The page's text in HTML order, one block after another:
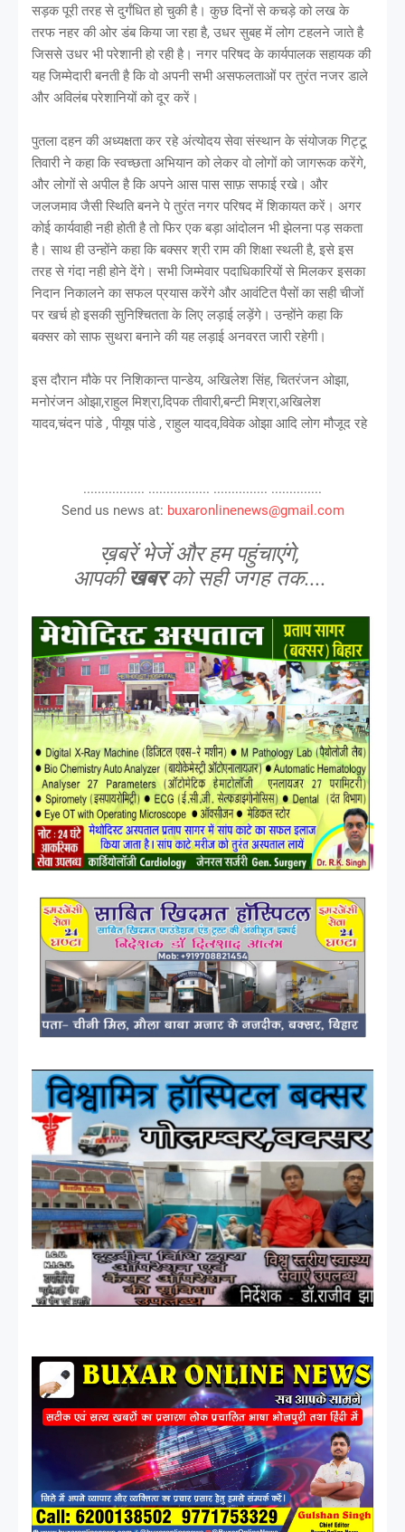
सड़क पूरी तरह से दुर्गंधित हो चुकी है। कुछ दिनों से कचड़े को लख के
तरफ नहर की ओर डंब किया जा रहा है, उधर सुबह में लोग टहलने जाते है
जिससे उधर भी परेशानी हो रही है। नगर परिषद के कार्यपालक सहायक की
यह जिम्मेदारी बनती है कि वो अपनी सभी असफलताओं पर तुरंत नजर डाले
और अविलंब परेशानियों को दूर करें।
पुतला दहन की अध्यक्षता कर रहे अंत्योदय सेवा संस्थान के संयोजक गिट्टू
तिवारी ने कहा कि स्वच्छता अभियान को लेकर वो लोगों को जागरूक करेंगे,
और लोगों से अपील है कि अपने आस पास साफ़ सफाई रखे। और
जलजमाव जैसी स्थिति बनने पे तुरंत नगर परिषद में शिकायत करें। अगर
कोई कार्यवाही नही होती है तो फिर एक बड़ा आंदोलन भी झेलना पड़ सकता
है। साथ ही उन्होंने कहा कि बक्सर श्री राम की शिक्षा स्थली है, इसे इस
तरह से गंदा नही होने देंगे। सभी जिम्मेवार पदाधिकारियों से मिलकर इसका
निदान निकालने का सफल प्रयास करेंगे और आवंटित पैसों का सही चीजों
पर खर्च हो इसकी सुनिश्चितता के लिए लड़ाई लड़ेंगे। उन्होंने कहा कि
बक्सर को साफ सुथरा बनाने की यह लड़ाई अनवरत जारी रहेगी।
इस दौरान मौके पर निशिकान्त पान्डेय, अखिलेश सिंह, चितरंजन ओझा,
मनोरंजन ओझा,राहुल मिश्रा,दिपक तीवारी,बन्टी मिश्रा,अखिलेश
यादव,चंदन पांडे , पीयूष पांडे , राहुल यादव,विवेक ओझा आदि लोग मौजूद रहे
................. ................. ............... ..............
Send us news at: buxaronlinenews@gmail.com
ख़बरें भेजें और हम पहुंचाएंगे,
आपकीखबरको सही जगह तक....